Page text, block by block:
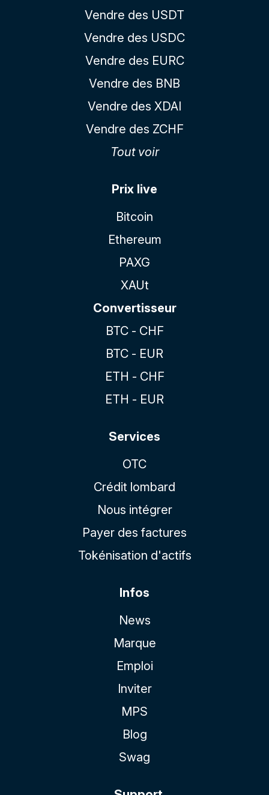
Vendre des USDT
Vendre des USDC
Vendre des EURC
Vendre des BNB
Vendre des XDAI
Vendre des ZCHF
Tout voir
Prix live
Bitcoin
Ethereum
PAXG
XAUt
Convertisseur
BTC - CHF
BTC - EUR
ETH - CHF
ETH - EUR
Services
OTC
Crédit lombard
Nous intégrer
Payer des factures
Tokénisation d'actifs
Infos
News
Marque
Emploi
Inviter
MPS
Blog
Swag